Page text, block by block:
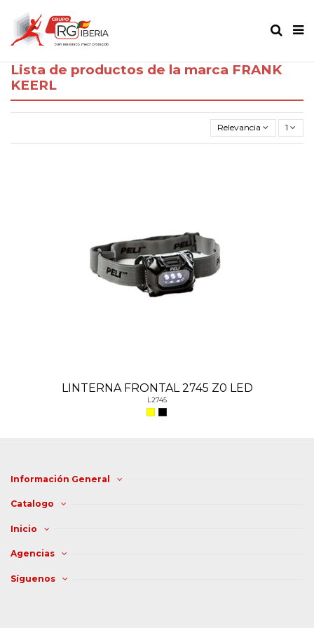
Lista de productos de la marca FRANK
KEERL
Relevancia 1
LINTERNA FRONTAL 2745 Z0 LED
L2745
Información General
Catalogo
Inicio
Agencias
Síguenos